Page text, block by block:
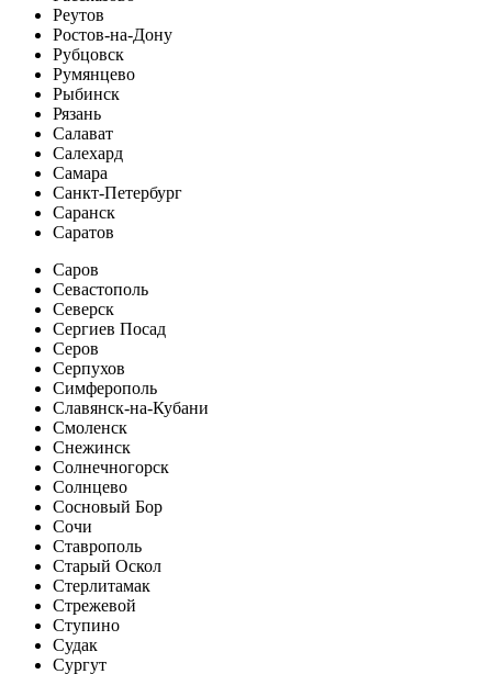
Реутов
Ростов-на-Дону
Рубцовск
Румянцево
Рыбинск
Рязань
Салават
Салехард
Самара
Санкт-Петербург
Саранск
Саратов
Саров
Севастополь
Северск
Сергиев Посад
Серов
Серпухов
Симферополь
Славянск-на-Кубани
Смоленск
Снежинск
Солнечногорск
Солнцево
Сосновый Бор
Сочи
Ставрополь
Старый Оскол
Стерлитамак
Стрежевой
Ступино
Судак
Сургут